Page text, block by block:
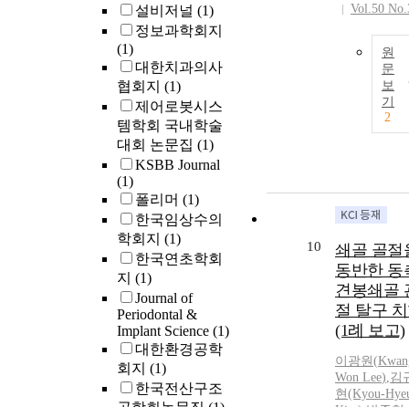
설비저널 (1)
정보과학회지
(1)
대한치과의사
협회지 (1)
제어로봇시스
템학회 국내학술
대회 논문집 (1)
KSBB Journal
(1)
폴리머 (1)
한국임상수의
학회지 (1)
한국연초학회
지 (1)
Journal of
Periodontal &
Implant Science (1)
대한환경공학
회지 (1)
한국전산구조
Vol.50
원
문
보
기
2
10
쇄골 골절
동반한 동
견봉쇄골
절 탈구
(1례 보고)
이광원(
Won Lee),김
현(Kyou-